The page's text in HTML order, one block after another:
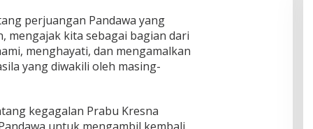
perjuangan Pandawa yang
mengajak kita sebagai bagian dari
menghayati, dan mengamalkan
yang diwakili oleh masing-
kegagalan Prabu Kresna